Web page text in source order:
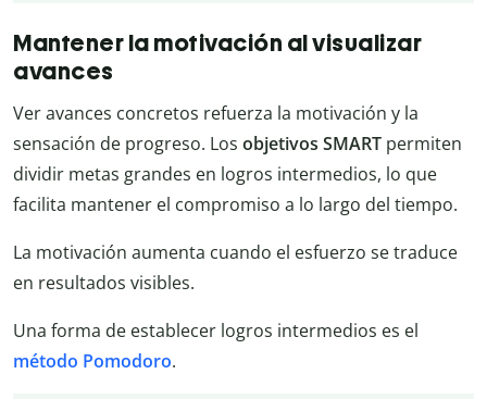
Mantener la motivación al visualizar
avances
Ver avances concretos refuerza la motivación y la
sensación de progreso. Los objetivos SMART permiten
dividir metas grandes en logros intermedios, lo que
facilita mantener el compromiso a lo largo del tiempo.
La motivación aumenta cuando el esfuerzo se traduce
en resultados visibles.
Una forma de establecer logros intermedios es el
método Pomodoro.